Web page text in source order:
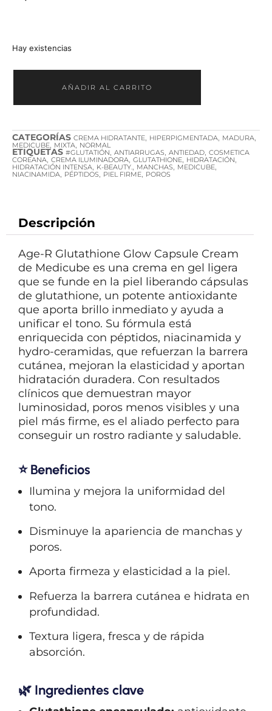
Hay existencias
AÑADIR AL CARRITO
CATEGORÍAS CREMA HIDRATANTE, HIPERPIGMENTADA, MADURA,
MEDICUBE, MIXTA, NORMAL
ETIQUETAS #GLUTATIÓN, ANTIARRUGAS, ANTIEDAD, COSMETICA
COREANA, CREMA ILUMINADORA, GLUTATHIONE, HIDRATACIÓN,
HIDRATACIÓN INTENSA, K-BEAUTY., MANCHAS, MEDICUBE,
NIACINAMIDA, PÉPTIDOS, PIEL FIRME, POROS
Descripción
Age-R Glutathione Glow Capsule Cream
de Medicube es una crema en gel ligera
que se funde en la piel liberando cápsulas
de glutathione, un potente antioxidante
que aporta brillo inmediato y ayuda a
unificar el tono. Su fórmula está
enriquecida con péptidos, niacinamida y
hydro-ceramidas, que refuerzan la barrera
cutánea, mejoran la elasticidad y aportan
hidratación duradera. Con resultados
clínicos que demuestran mayor
luminosidad, poros menos visibles y una
piel más firme, es el aliado perfecto para
conseguir un rostro radiante y saludable.
⭐ Beneficios
Ilumina y mejora la uniformidad del
tono.
Disminuye la apariencia de manchas y
poros.
Aporta firmeza y elasticidad a la piel.
Refuerza la barrera cutánea e hidrata en
profundidad.
Textura ligera, fresca y de rápida
absorción.
🌿 Ingredientes clave